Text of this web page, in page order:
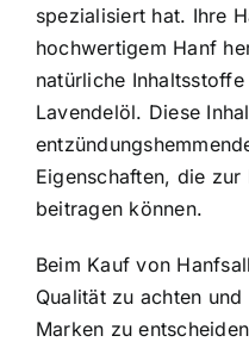
spezialisiert hat. Ihre
hochwertigem Hanf
natürliche
Lavendelöl. Diese
Eigenschaften, die
beitragen können.
Beim Kauf von
Qualität zu achten
Marken zu